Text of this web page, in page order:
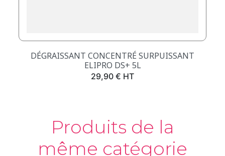
DÉGRAISSANT CONCENTRÉ SURPUISSANT
ELIPRO DS+ 5L
Prix
29,90 € HT
Produits de la
même catégorie